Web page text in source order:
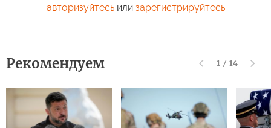
авторизуйтесьили зарегистрируйтесь
Рекомендуем 1 / 14